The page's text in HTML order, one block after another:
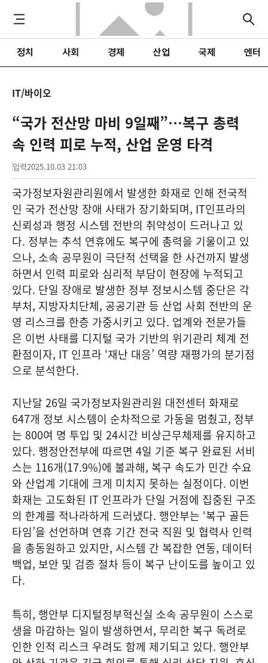
정치 사회 경제 산업 국제 엔터
IT/바이오
“국가 전산망 마비 9일째”…복구 총력
속 인력 피로 누적, 산업 운영 타격
입력2025.10.03 21:03
국가정보자원관리원에서 발생한 화재로 인해 전국적
인 국가 전산망 장애 사태가 장기화되며, IT인프라의
신뢰성과 행정 시스템 전반의 취약성이 드러나고 있
다. 정부는 추석 연휴에도 복구에 총력을 기울이고 있
으나, 소속 공무원이 극단적 선택을 한 사건까지 발생
하면서 인력 피로와 심리적 부담이 현장에 누적되고
있다. 단일 장애로 발생한 정부 정보시스템 중단은 각
부처, 지방자치단체, 공공기관 등 산업 사회 전반의 운
영 리스크를 한층 가중시키고 있다. 업계와 전문가들
은 이번 사태를 디지털 국가 기반의 위기관리 체계 전
환점이자, IT 인프라 ‘재난 대응’ 역량 재평가의 분기점
으로 분석한다.
지난달 26일 국가정보자원관리원 대전센터 화재로
647개 정보 시스템이 순차적으로 가동을 멈췄고, 정부
는 800여 명 투입 및 24시간 비상근무체제를 유지하고
있다. 행정안전부에 따르면 4일 기준 복구 완료된 서비
스는 116개(17.9%)에 불과해, 복구 속도가 민간 수요
와 산업계 기대에 크게 미치지 못하는 실정이다. 이번
화재는 고도화된 IT 인프라가 단일 거점에 집중된 구조
의 한계를 적나라하게 드러냈다. 행안부는 ‘복구 골든
타임’을 선언하며 연휴 기간 전국 직원 및 협력사 인력
을 총동원하고 있지만, 시스템 간 복잡한 연동, 데이터
백업, 보안 및 검증 절차 등이 복구 난이도를 높이고 있
다.
특히, 행안부 디지털정부혁신실 소속 공무원이 스스로
생을 마감하는 일이 발생하면서, 무리한 복구 독려로
인한 인적 리스크 우려도 함께 제기되고 있다. 행안부